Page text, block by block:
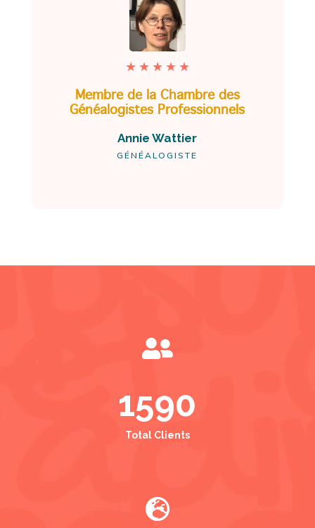
★ ★ ★ ★ ★
Membre de la Chambre des
Généalogistes Professionnels
Annie Wattier
GÉNÉALOGISTE

1590
Total Clients
